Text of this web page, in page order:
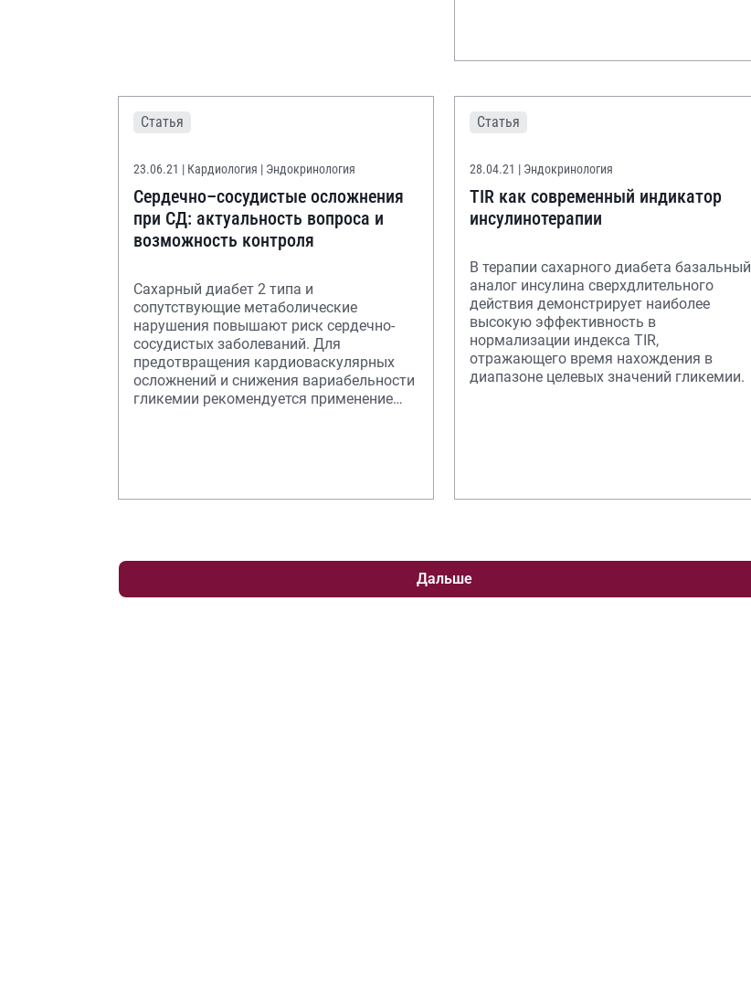
Статья
23.06.21 | Кардиология | Эндокринология
Сердечно–сосудистые осложнения
при СД: актуальность вопроса и
возможность контроля
Сахарный диабет 2 типа и
сопутствующие метаболические
нарушения повышают риск сердечно-
сосудистых заболеваний. Для
предотвращения кардиоваскулярных
осложнений и снижения вариабельности
гликемии рекомендуется применение
Статья
28.04.21 | Эндокринология
TIR как современный индикатор
инсулинотерапии
В терапии сахарного диабета базальный
аналог инсулина сверхдлительного
действия демонстрирует наиболее
высокую эффективность в
нормализации индекса TIR,
отражающего время нахождения в
диапазоне целевых значений гликемии.
Дальше